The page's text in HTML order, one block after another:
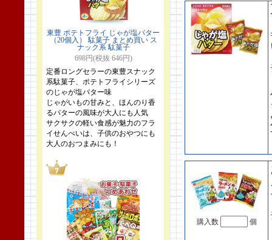
東豊 ポテトフライ じゃが塩バター
（20個入） 駄菓子 まとめ買い ス
ナック系 駄菓子
698円(税抜 646円)
定番ロングセラーの東豊スナック
系駄菓子、ポテトフライシリーズ
のじゃが塩バター味
じゃがいもの甘みと、ほんのり香
るバターの風味が大人にも人気
サクサクの軽い食感が魅力のフラ
イせんべいは、子供のおやつにも
大人のおつまみにも！
購入数 個